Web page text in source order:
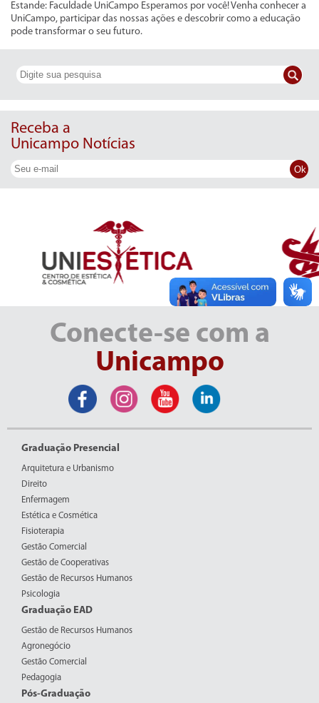
Estande: Faculdade UniCampo Esperamos por você! Venha conhecer a
UniCampo, participar das nossas ações e descobrir como a educação
pode transformar o seu futuro.
Receba a
Unicampo Notícias
Ok
Conecte-se com a
Unicampo
Graduação Presencial
Arquitetura e Urbanismo
Direito
Enfermagem
Estética e Cosmética
Fisioterapia
Gestão Comercial
Gestão de Cooperativas
Gestão de Recursos Humanos
Psicologia
Graduação EAD
Gestão de Recursos Humanos
Agronegócio
Gestão Comercial
Pedagogia
Pós-Graduação